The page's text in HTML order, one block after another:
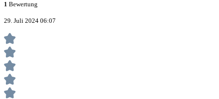
1 Bewertung
29. Juli 2024 06:07